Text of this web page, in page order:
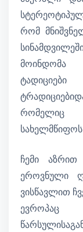
რომ
მოინდომა
რომელიც
სახელმწიფოს
ჩემი
ეროვნული
ვისწავლით
ევროპაც